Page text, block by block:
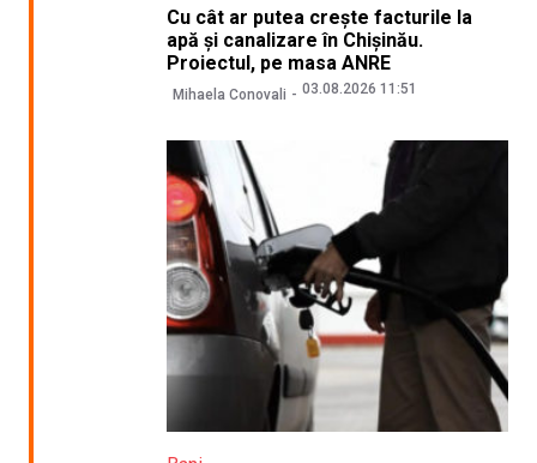
Cu cât ar putea crește facturile la
apă și canalizare în Chișinău.
Proiectul, pe masa ANRE
Mihaela Conovali 03.08.2026 11:51